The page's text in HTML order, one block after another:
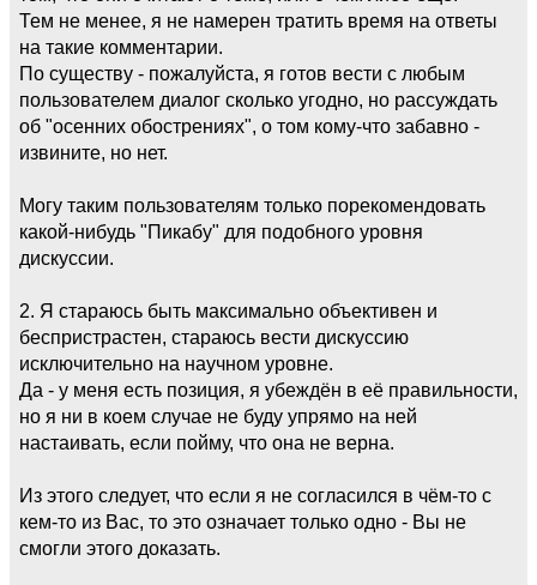
Тем не менее, я не намерен тратить время на ответы
на такие комментарии.
По существу - пожалуйста, я готов вести с любым
пользователем диалог сколько угодно, но рассуждать
об "осенних обострениях", о том кому-что забавно -
извините, но нет.
Могу таким пользователям только порекомендовать
какой-нибудь "Пикабу" для подобного уровня
дискуссии.
2. Я стараюсь быть максимально объективен и
беспристрастен, стараюсь вести дискуссию
исключительно на научном уровне.
Да - у меня есть позиция, я убеждён в её правильности,
но я ни в коем случае не буду упрямо на ней
настаивать, если пойму, что она не верна.
Из этого следует, что если я не согласился в чём-то с
кем-то из Вас, то это означает только одно - Вы не
смогли этого доказать.